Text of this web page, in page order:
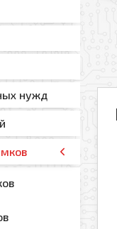
нужд
Ваш телефон
Ваш e-mail
Прикрепить файл